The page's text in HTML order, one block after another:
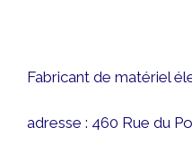
Fabricant de matériel
adresse : 460 Rue du